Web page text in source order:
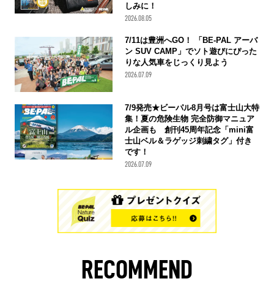
しみに！
2026.08.05
7/11は豊洲へGO！ 「BE-PAL アーバ
ン SUV CAMP」でソト遊びにぴった
りな人気車をじっくり見よう
2026.07.09
7/9発売★ビーパル8月号は富士山大特
集！夏の危険生物 完全防御マニュア
ル企画も 創刊45周年記念「mini富
士山ベル＆ラゲッジ刺繍タグ」付き
です！
2026.07.09
RECOMMEND